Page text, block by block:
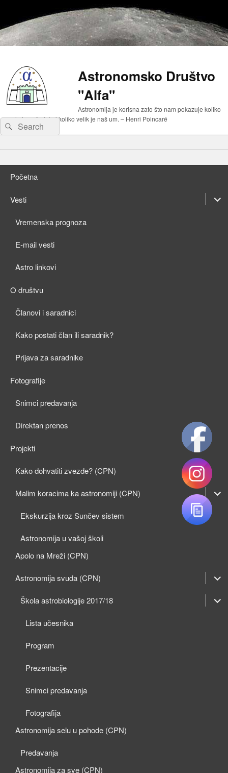
Astronomsko Društvo
"Alfa"
Astronomija je korisna zato što nam pokazuje koliko
malo je naše telo i koliko velik je naš um. – Henri Poincaré
Search
for:
Search
menuSkip
content
Skip
to
Početna
Vesti
Vremenska prognoza
E-mail vesti
Astro linkovi
O društvu
Članovi i saradnici
Kako postati član ili saradnik?
Prijava za saradnike
Fotografije
Snimci predavanja
Direktan prenos
Projekti
menu
Kako dohvatiti zvezde? (CPN)
Malim koracima ka astronomiji (CPN)
child
menu
Ekskurzija kroz Sunčev sistem
Astronomija u vašoj školi
Apolo na Mreži (CPN)
Astronomija svuda (CPN)
menu
Škola astrobiologije 2017/18
Lista učesnika
Program
Prezentacije
Snimci predavanja
Fotografija
Astronomija selu u pohode (CPN)
Predavanja
Astronomija za sve (CPN)